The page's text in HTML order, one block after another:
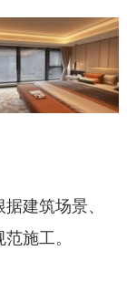
建筑场景、
施工。